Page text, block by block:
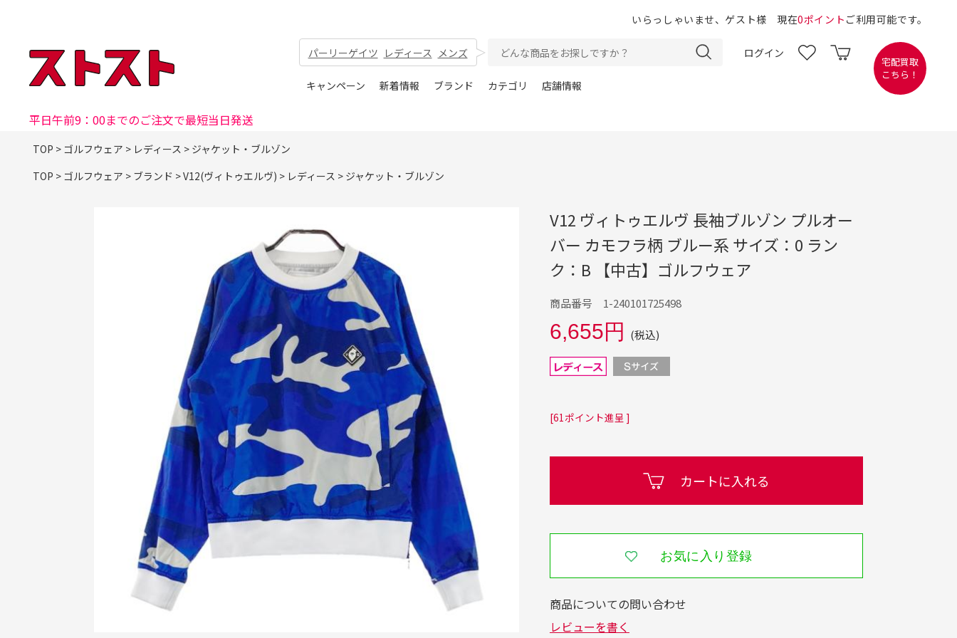
いらっしゃいませ、ゲスト様 現在0ポイント ご利用可能です。
パーリーゲイツ レディース メンズ ログイン
キャンペーン 新着情報 ブランド カテゴリ 店舗情報
宅配買取
こちら！
平日午前9：00までのご注文で最短当日発送
TOP > ゴルフウェア > レディース > ジャケット・ブルゾン
TOP > ゴルフウェア > ブランド >V12(ヴィトゥエルヴ) > レディース > ジャケット・ブルゾン
V12 ヴィトゥエルヴ 長袖ブルゾン プルオー
バー カモフラ柄 ブルー系 サイズ：0 ラン
ク：B 【中古】ゴルフウェア
商品番号 1-240101725498
6,655円 (税込)
[61ポイント進呈 ]
カートに入れる
お気に入り登録